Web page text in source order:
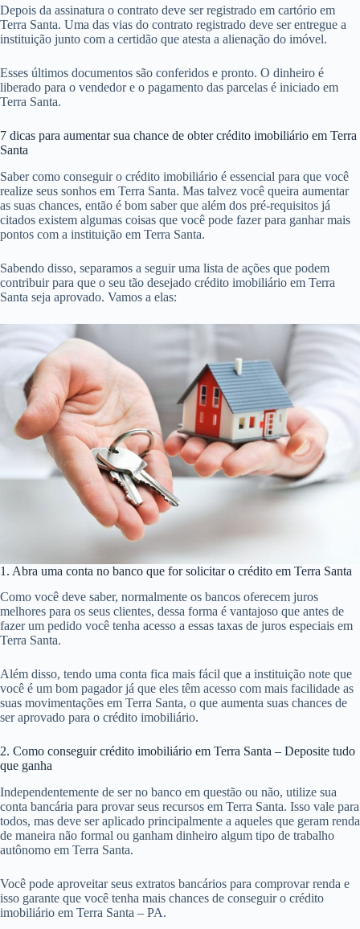
Depois da assinatura o contrato deve ser registrado em cartório em
Terra Santa. Uma das vias do contrato registrado deve ser entregue a
instituição junto com a certidão que atesta a alienação do imóvel.
Esses últimos documentos são conferidos e pronto. O dinheiro é
liberado para o vendedor e o pagamento das parcelas é iniciado em
Terra Santa.
7 dicas para aumentar sua chance de obter crédito imobiliário em Terra
Santa
Saber como conseguir o crédito imobiliário é essencial para que você
realize seus sonhos em Terra Santa. Mas talvez você queira aumentar
as suas chances, então é bom saber que além dos pré-requisitos já
citados existem algumas coisas que você pode fazer para ganhar mais
pontos com a instituição em Terra Santa.
Sabendo disso, separamos a seguir uma lista de ações que podem
contribuir para que o seu tão desejado crédito imobiliário em Terra
Santa seja aprovado. Vamos a elas:
1. Abra uma conta no banco que for solicitar o crédito em Terra Santa
Como você deve saber, normalmente os bancos oferecem juros
melhores para os seus clientes, dessa forma é vantajoso que antes de
fazer um pedido você tenha acesso a essas taxas de juros especiais em
Terra Santa.
Além disso, tendo uma conta fica mais fácil que a instituição note que
você é um bom pagador já que eles têm acesso com mais facilidade as
suas movimentações em Terra Santa, o que aumenta suas chances de
ser aprovado para o crédito imobiliário.
2. Como conseguir crédito imobiliário em Terra Santa – Deposite tudo
que ganha
Independentemente de ser no banco em questão ou não, utilize sua
conta bancária para provar seus recursos em Terra Santa. Isso vale para
todos, mas deve ser aplicado principalmente a aqueles que geram renda
de maneira não formal ou ganham dinheiro algum tipo de trabalho
autônomo em Terra Santa.
Você pode aproveitar seus extratos bancários para comprovar renda e
isso garante que você tenha mais chances de conseguir o crédito
imobiliário em Terra Santa – PA.